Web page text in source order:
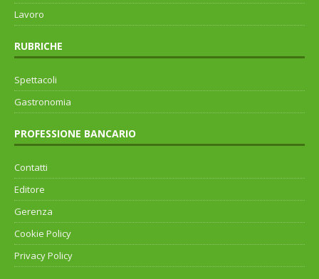
Lavoro
RUBRICHE
Spettacoli
Gastronomia
PROFESSIONE BANCARIO
Contatti
Editore
Gerenza
Cookie Policy
Privacy Policy